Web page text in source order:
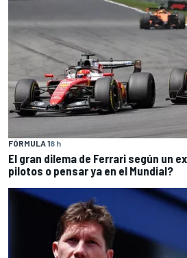
FÓRMULA 18 h
El gran dilema de Ferrari según un
pilotos o pensar ya en el Mundial?